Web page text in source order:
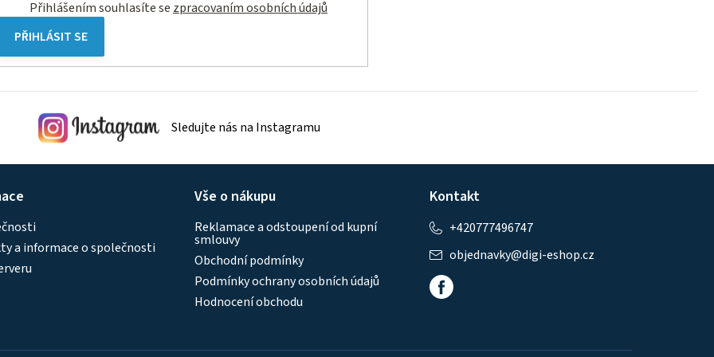
Přihlášením souhlasíte se zpracovaním osobních údajů
PŘIHLÁSIT SE
Sledujte nás na Instagramu
a informace o společnosti
Vše o nákupu
Reklamace a odstoupení od kupní
smlouvy
Obchodní podmínky
Podmínky ochrany osobních údajů
Hodnocení obchodu
Kontakt
objednavky@digi-eshop.cz
+420777496747